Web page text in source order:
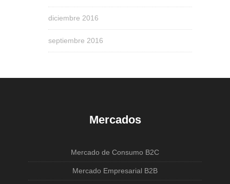
diciembre 2016
septiembre 2016
Mercados
Mercado de Consumo B2C
Mercado Empresarial B2B